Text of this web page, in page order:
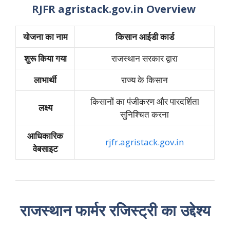
RJFR agristack.gov.in Overview
योजना का नाम
किसान आईडी कार्ड
शुरू किया गया
राजस्थान सरकार द्वारा
लाभार्थी
राज्य के किसान
लक्ष्य
किसानों का पंजीकरण और पारदर्शिता
सुनिश्चित करना
आधिकारिक
वेबसाइट
rjfr.agristack.gov.in
राजस्थान फार्मर रजिस्ट्री का उद्देश्य